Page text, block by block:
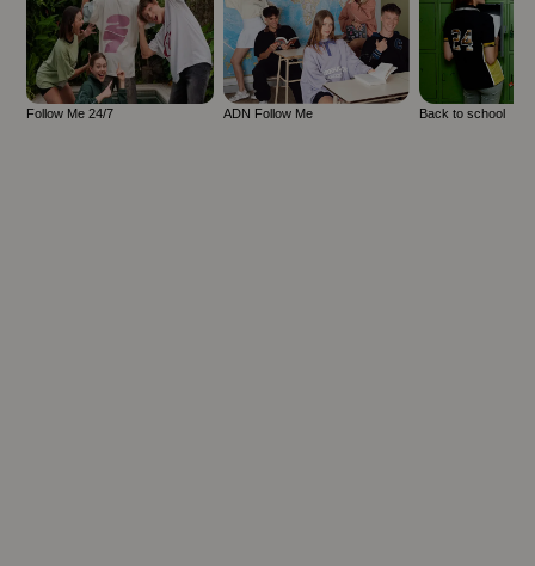
Follow Me 24/7 ADN Follow Me Back to school